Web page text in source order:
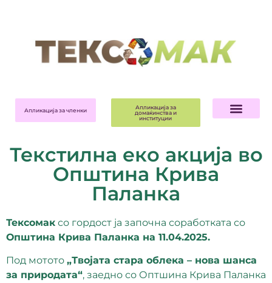
Апликација за членки
Апликација за
домаќинства и
институции
Текстилна еко акција во
Општина Крива
Паланка
Тексомак со гордост ја започна соработката со
Општина Крива Паланка на 11.04.2025.
Под мотото „Твојата стара облека – нова шанса
за природата“, заедно со Оптшина Крива Паланка